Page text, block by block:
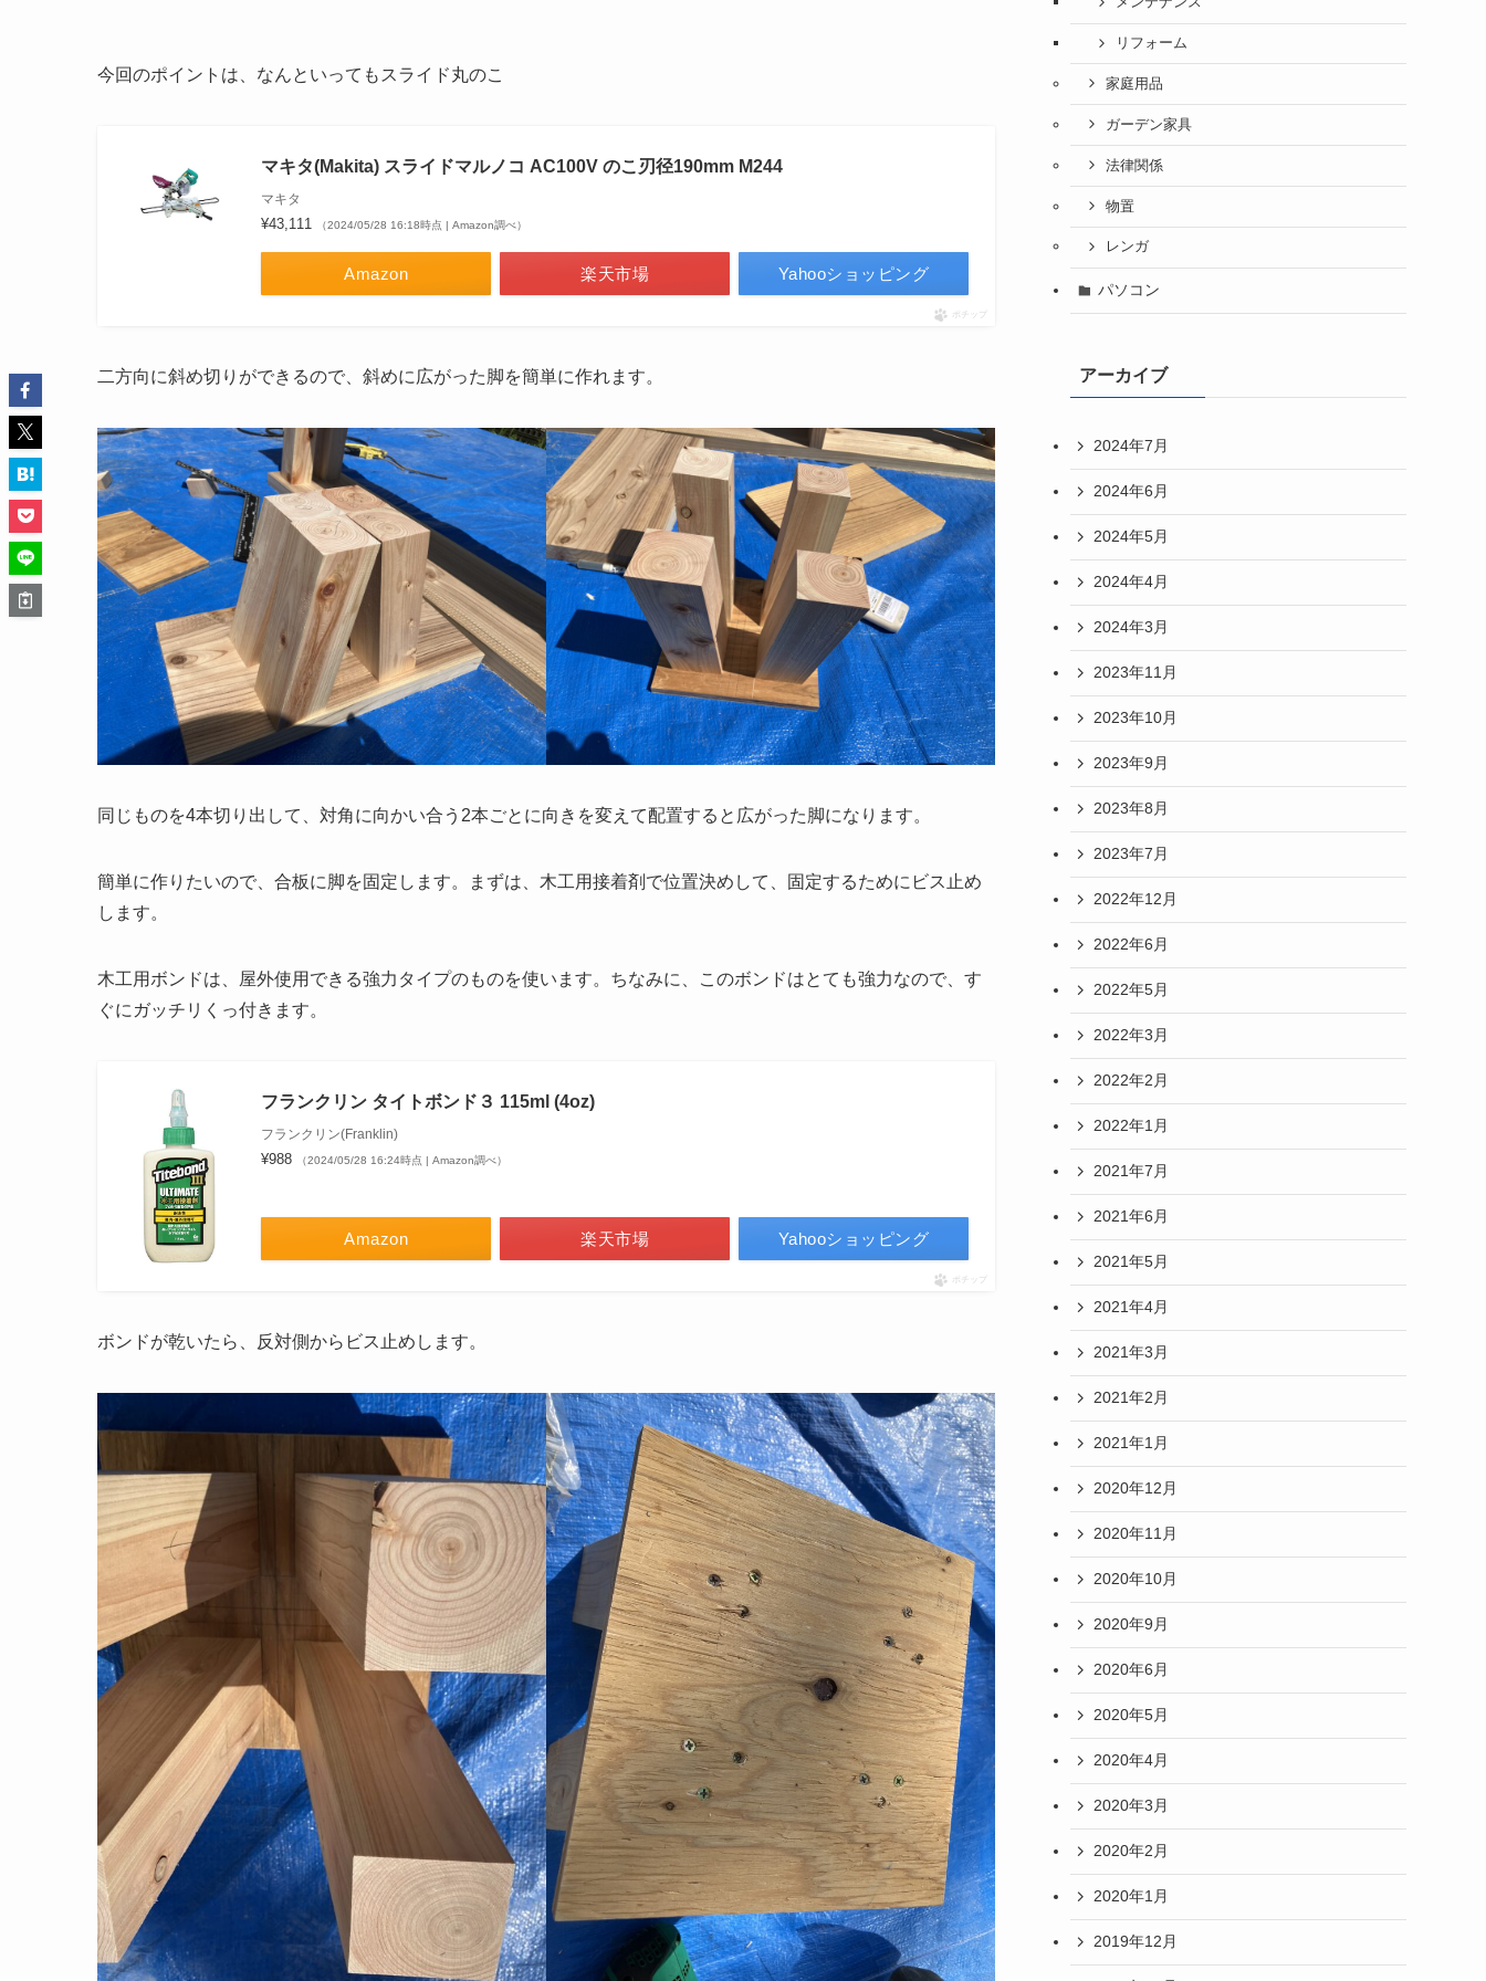
今回のポイントは、なんといってもスライド丸のこ
マキタ(Makita) スライドマルノコ AC100V のこ刃径190mm M244
マキタ
¥43,111 （2024/05/28 16:18時点 | Amazon調べ）
Amazon 楽天市場 Yahooショッピング
ポチップ
二方向に斜め切りができるので、斜めに広がった脚を簡単に作れます。
同じものを4本切り出して、対角に向かい合う2本ごとに向きを変えて配置すると広がった脚になります。
簡単に作りたいので、合板に脚を固定します。まずは、木工用接着剤で位置決めして、固定するためにビス止め
します。
木工用ボンドは、屋外使用できる強力タイプのものを使います。ちなみに、このボンドはとても強力なので、す
ぐにガッチリくっ付きます。
フランクリン タイトボンド３ 115ml (4oz)
フランクリン(Franklin)
¥988 （2024/05/28 16:24時点 | Amazon調べ）
Amazon 楽天市場 Yahooショッピング
ポチップ
ボンドが乾いたら、反対側からビス止めします。
リフォーム
家庭用品
ガーデン家具
法律関係
物置
レンガ
パソコン
アーカイブ
2024年7月
2024年6月
2024年5月
2024年4月
2024年3月
2023年11月
2023年10月
2023年9月
2023年8月
2023年7月
2022年12月
2022年6月
2022年5月
2022年3月
2022年2月
2022年1月
2021年7月
2021年6月
2021年5月
2021年4月
2021年3月
2021年2月
2021年1月
2020年12月
2020年11月
2020年10月
2020年9月
2020年6月
2020年5月
2020年4月
2020年3月
2020年2月
2020年1月
2019年12月